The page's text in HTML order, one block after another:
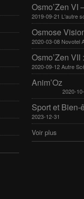
2019-09-21 L'autre
2020-03-08 Novotel
Anim’Oz
2023-12-31
Voir plus